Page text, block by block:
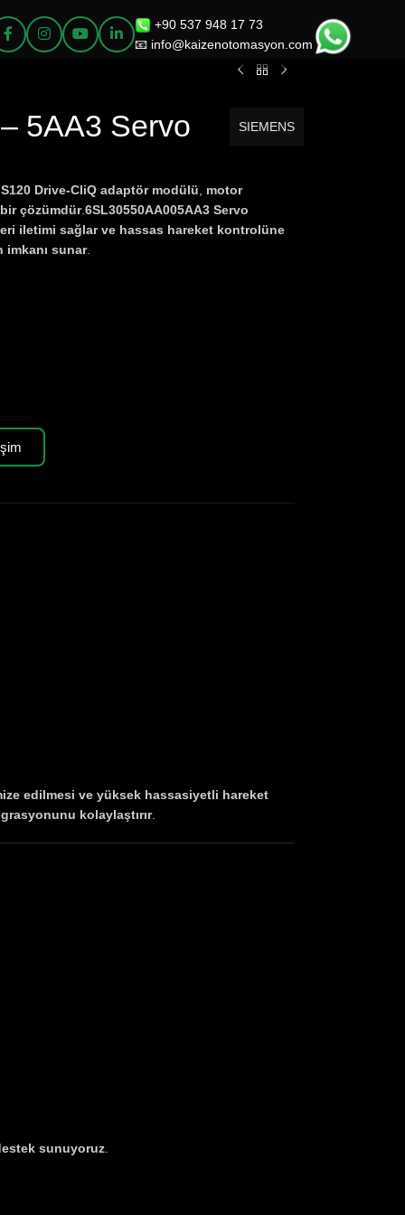
+90 537 948 17 73
📧 info@kaizenotomasyon.com
5AA3 Servo
SIEMENS
Drive-CliQ adaptör modülü
motor
çözümdür.6SL30550AA005AA3 Servo
iletimi sağlar ve hassas hareket kontrolüne
imkanı sunar.
edilmesi ve yüksek hassasiyetli hareket
kolaylaştırır.
sunuyoruz